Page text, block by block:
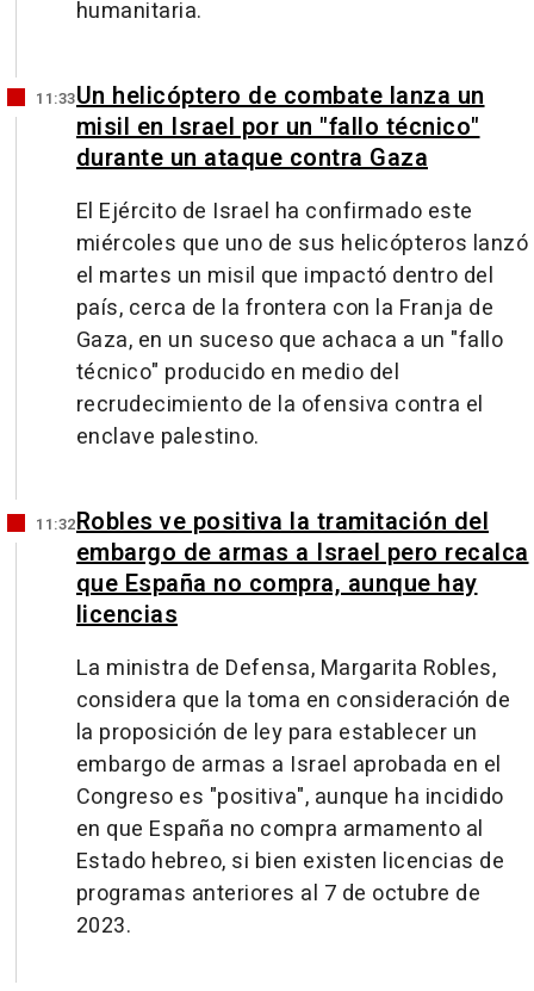
humanitaria.
11:33Un helicóptero de combate lanza un
misil en Israel por un "fallo técnico"
durante un ataque contra Gaza
El Ejército de Israel ha confirmado este
miércoles que uno de sus helicópteros lanzó
el martes un misil que impactó dentro del
país, cerca de la frontera con la Franja de
Gaza, en un suceso que achaca a un "fallo
técnico" producido en medio del
recrudecimiento de la ofensiva contra el
enclave palestino.
11:32Robles ve positiva la tramitación del
embargo de armas a Israel pero recalca
que España no compra, aunque hay
licencias
La ministra de Defensa, Margarita Robles,
considera que la toma en consideración de
la proposición de ley para establecer un
embargo de armas a Israel aprobada en el
Congreso es "positiva", aunque ha incidido
en que España no compra armamento al
Estado hebreo, si bien existen licencias de
programas anteriores al 7 de octubre de
2023.